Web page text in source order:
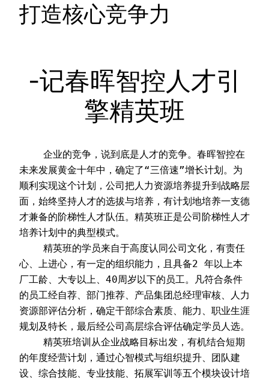
打造核心竞争力
-记春晖智控人才引
擎精英班
未来发展黄金十年中，确定了“三倍速”增长计划。为
顺利实现这个计划，公司把人力资源培养提升到战略层
面，始终坚持人才的选拔与培养，有计划地培养一支德
才兼备的阶梯性人才队伍。精英班正是公司阶梯性人才
培养计划中的典型模式。
心、上进心，有一定的组织能力，且具备2 年以上本
厂工龄、大专以上、40周岁以下的员工。凡符合条件
的员工经自荐、部门推荐、产品集团总经理审核、人力
资源部评估分析，确定干部综合素质、能力、职业生涯
规划及特长，最后经公司高层综合评估确定学员人选。
的年度经营计划，通过心智模式与组织提升、团队建
设、综合技能、专业技能、拓展军训等五个模块设计培